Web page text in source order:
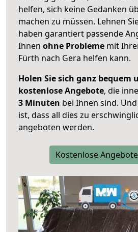
helfen, sich keine Gedanken
machen zu müssen. Lehnen
haben garantiert passende
Ihnen ohne Probleme mit
Fürth nach Gera helfen kann.
Holen Sie sich ganz bequem
kostenlose Angebote, die
3 Minuten bei Ihnen sind.
ist, dass all dies zu
angeboten werden.
Kostenlose